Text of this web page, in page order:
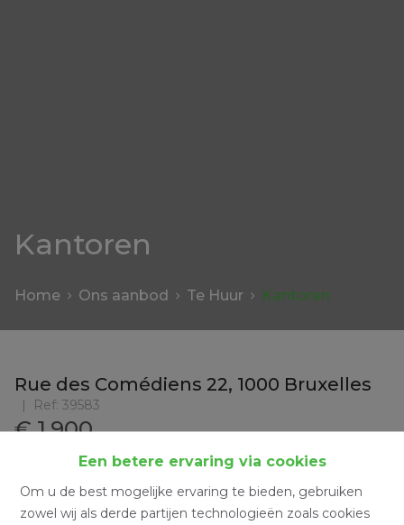
Een betere ervaring via cookies
Om u de best mogelijke ervaring te bieden, gebruiken
zowel wij als derde partijen technologieën zoals cookies
Kantoren
Home Ons aanbod Te Huur Kantoren
Rue des Comédiens 22, 1000 Bruxelles
Ref: 39583
€ 1.900